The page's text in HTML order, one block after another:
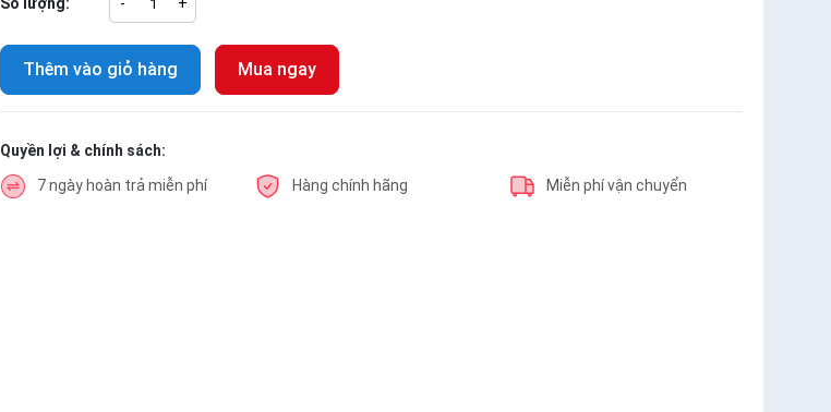
Thêm vào giỏ hàng Mua ngay
Quyền lợi & chính sách:
7 ngày hoàn trả miễn phí Hàng chính hãng Miễn phí vận chuyển